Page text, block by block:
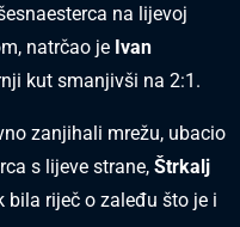
na lijevoj
natrčao je Ivan
kut smanjivši na 2:1.
zanjihali mrežu, ubacio
s lijeve strane, Štrkalj
bila riječ o zaleđu što je i